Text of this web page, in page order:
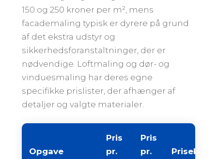
150 og 250 kroner per m², mens
facademaling typisk er dyrere på grund
af det ekstra udstyr og
sikkerhedsforanstaltninger, der er
nødvendige. Loftmaling og dør- og
vinduesmaling har deres egne
specifikke prislister, der afhænger af
detaljer og valgte materialer.
Opgave
Pris
pr.
Pris
pr.